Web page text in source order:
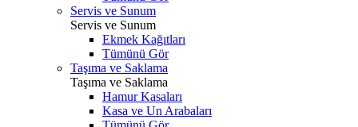
Servis ve Sunum
Servis ve Sunum
Ekmek Kağıtları
Tümünü Gör
Taşıma ve Saklama
Taşıma ve Saklama
Hamur Kasaları
Kasa ve Un Arabaları